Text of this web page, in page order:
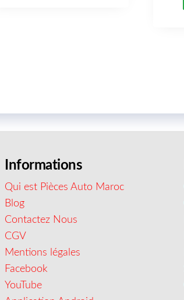
Informations
Qui est Pièces Auto Maroc
Blog
Contactez Nous
CGV
Mentions légales
Facebook
YouTube